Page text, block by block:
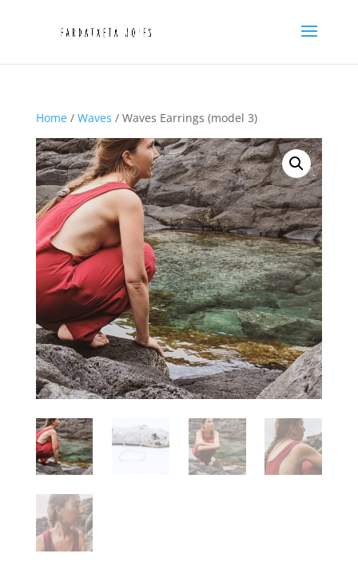
Home/ Waves / Waves Earrings (model 3)